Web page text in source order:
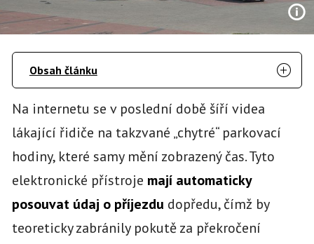
Obsah článku
Na internetu se v poslední době šíří videa
lákající řidiče na takzvané „chytré“ parkovací
hodiny, které samy mění zobrazený čas. Tyto
elektronické přístroje mají automaticky
posouvat údaj o příjezdu dopředu, čímž by
teoreticky zabránily pokutě za překročení